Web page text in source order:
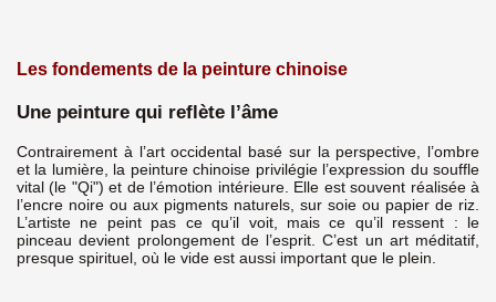
Les fondements de la peinture chinoise
Une peinture qui reflète l’âme
Contrairement à l’art occidental basé sur la perspective, l’ombre
et la lumière, la peinture chinoise privilégie l’expression du souffle
vital (le "Qi") et de l’émotion intérieure. Elle est souvent réalisée à
l’encre noire ou aux pigments naturels, sur soie ou papier de riz.
L’artiste ne peint pas ce qu’il voit, mais ce qu’il ressent : le
pinceau devient prolongement de l’esprit. C’est un art méditatif,
presque spirituel, où le vide est aussi important que le plein.